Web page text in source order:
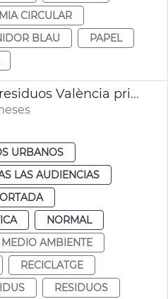
CIRCULAR
BLAU
PAPEL
Balance recogida residuos València primer semestre 2025
URBANOS
LAS AUDIENCIAS
NORMAL
MEDIO AMBIENTE
RECICLATGE
RESIDUOS